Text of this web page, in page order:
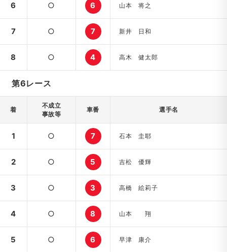
6 ○ 6 山本 将之
7 ○ 7 新井 日和
8 ○ 4 高木 健太郎
第6レース
着
不成立
事故等
車番 選手名
1 ○ 7 石本 圭耶
2 ○ 5 吉松 優輝
3 ○ 3 高橋 絵莉子
4 ○ 8 山本 翔
5 ○ 6 早津 康介